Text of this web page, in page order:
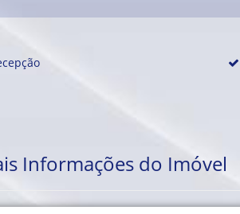
Informações do Imóvel